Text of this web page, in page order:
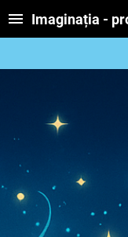
Imaginația -